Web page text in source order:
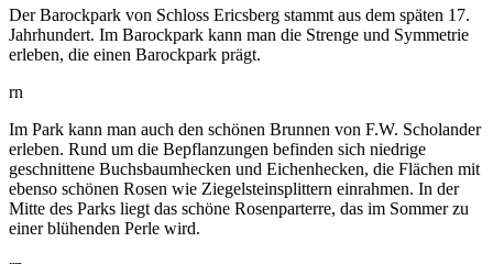
Der Barockpark von Schloss Ericsberg stammt aus dem späten 17.
Jahrhundert. Im Barockpark kann man die Strenge und Symmetrie
erleben, die einen Barockpark prägt.
rn
Im Park kann man auch den schönen Brunnen von F.W. Scholander
erleben. Rund um die Bepflanzungen befinden sich niedrige
geschnittene Buchsbaumhecken und Eichenhecken, die Flächen mit
ebenso schönen Rosen wie Ziegelsteinsplittern einrahmen. In der
Mitte des Parks liegt das schöne Rosenparterre, das im Sommer zu
einer blühenden Perle wird.